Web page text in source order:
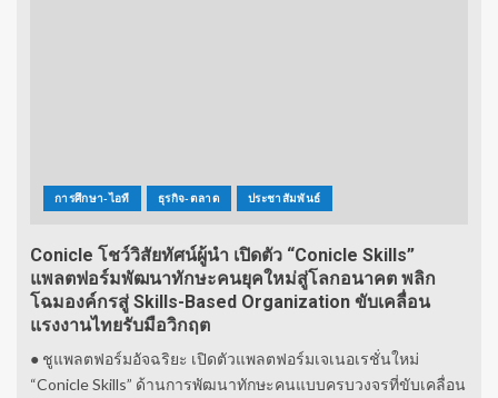
การศึกษา-ไอที ธุรกิจ-ตลาด ประชาสัมพันธ์
Conicle โชว์วิสัยทัศน์ผู้นำ เปิดตัว “Conicle Skills”
แพลตฟอร์มพัฒนาทักษะคนยุคใหม่สู่โลกอนาคต พลิก
โฉมองค์กรสู่ Skills-Based Organization ขับเคลื่อน
แรงงานไทยรับมือวิกฤต
● ชูแพลตฟอร์มอัจฉริยะ เปิดตัวแพลตฟอร์มเจเนอเรชั่นใหม่
“Conicle Skills” ด้านการพัฒนาทักษะคนแบบครบวงจรที่ขับเคลื่อน